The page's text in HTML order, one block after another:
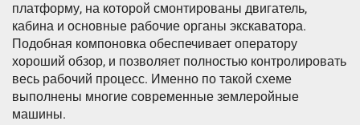
платформу, на которой смонтированы двигатель,
кабина и основные рабочие органы экскаватора.
Подобная компоновка обеспечивает оператору
хороший обзор, и позволяет полностью контролировать
весь рабочий процесс. Именно по такой схеме
выполнены многие современные землеройные
машины.